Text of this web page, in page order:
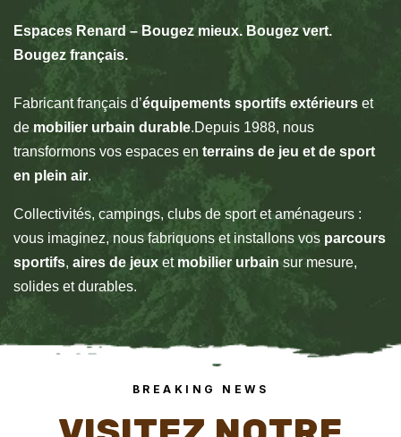
Espaces Renard – Bougez mieux. Bougez vert.
Bougez français.
Fabricant français d’équipements sportifs extérieurs et
demobilier urbain durable.Depuis 1988, nous
transformons vos espaces en terrains de jeu et de sport
en plein air.
Collectivités, campings, clubs de sport et aménageurs :
vous imaginez, nous fabriquons et installons vos parcours
sportifs, aires de jeux et mobilier urbain sur mesure,
solides et durables.
BREAKING NEWS